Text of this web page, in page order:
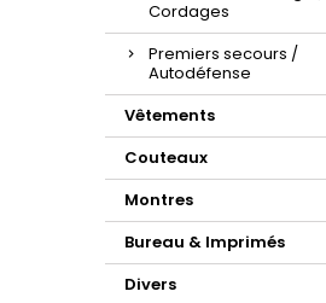
Cordages
Premiers secours /
Autodéfense
Vêtements
Couteaux
Montres
Bureau & Imprimés
Divers